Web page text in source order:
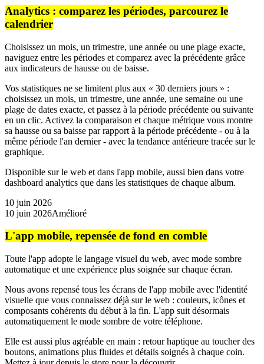
Analytics : comparez les périodes, parcourez le
calendrier
Choisissez un mois, un trimestre, une année ou une plage exacte,
naviguez entre les périodes et comparez avec la précédente grâce
aux indicateurs de hausse ou de baisse.
Vos statistiques ne se limitent plus aux « 30 derniers jours » :
choisissez un mois, un trimestre, une année, une semaine ou une
plage de dates exacte, et passez à la période précédente ou suivante
en un clic. Activez la comparaison et chaque métrique vous montre
sa hausse ou sa baisse par rapport à la période précédente - ou à la
même période l'an dernier - avec la tendance antérieure tracée sur le
graphique.
Disponible sur le web et dans l'app mobile, aussi bien dans votre
dashboard analytics que dans les statistiques de chaque album.
10 juin 2026
10 juin 2026Amélioré
L'app mobile, repensée de fond en comble
Toute l'app adopte le langage visuel du web, avec mode sombre
automatique et une expérience plus soignée sur chaque écran.
Nous avons repensé tous les écrans de l'app mobile avec l'identité
visuelle que vous connaissez déjà sur le web : couleurs, icônes et
composants cohérents du début à la fin. L'app suit désormais
automatiquement le mode sombre de votre téléphone.
Elle est aussi plus agréable en main : retour haptique au toucher des
boutons, animations plus fluides et détails soignés à chaque coin.